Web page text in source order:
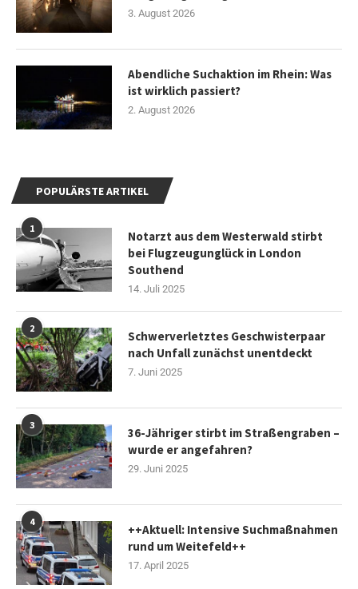
3. August 2026
Abendliche Suchaktion im Rhein: Was
ist wirklich passiert?
2. August 2026
POPULÄRSTE ARTIKEL
1
Notarzt aus dem Westerwald stirbt
bei Flugzeugunglück in London
Southend
14. Juli 2025
2
Schwerverletztes Geschwisterpaar
nach Unfall zunächst unentdeckt
7. Juni 2025
3
36-Jähriger stirbt im Straßengraben –
wurde er angefahren?
29. Juni 2025
4
++Aktuell: Intensive Suchmaßnahmen
rund um Weitefeld++
17. April 2025